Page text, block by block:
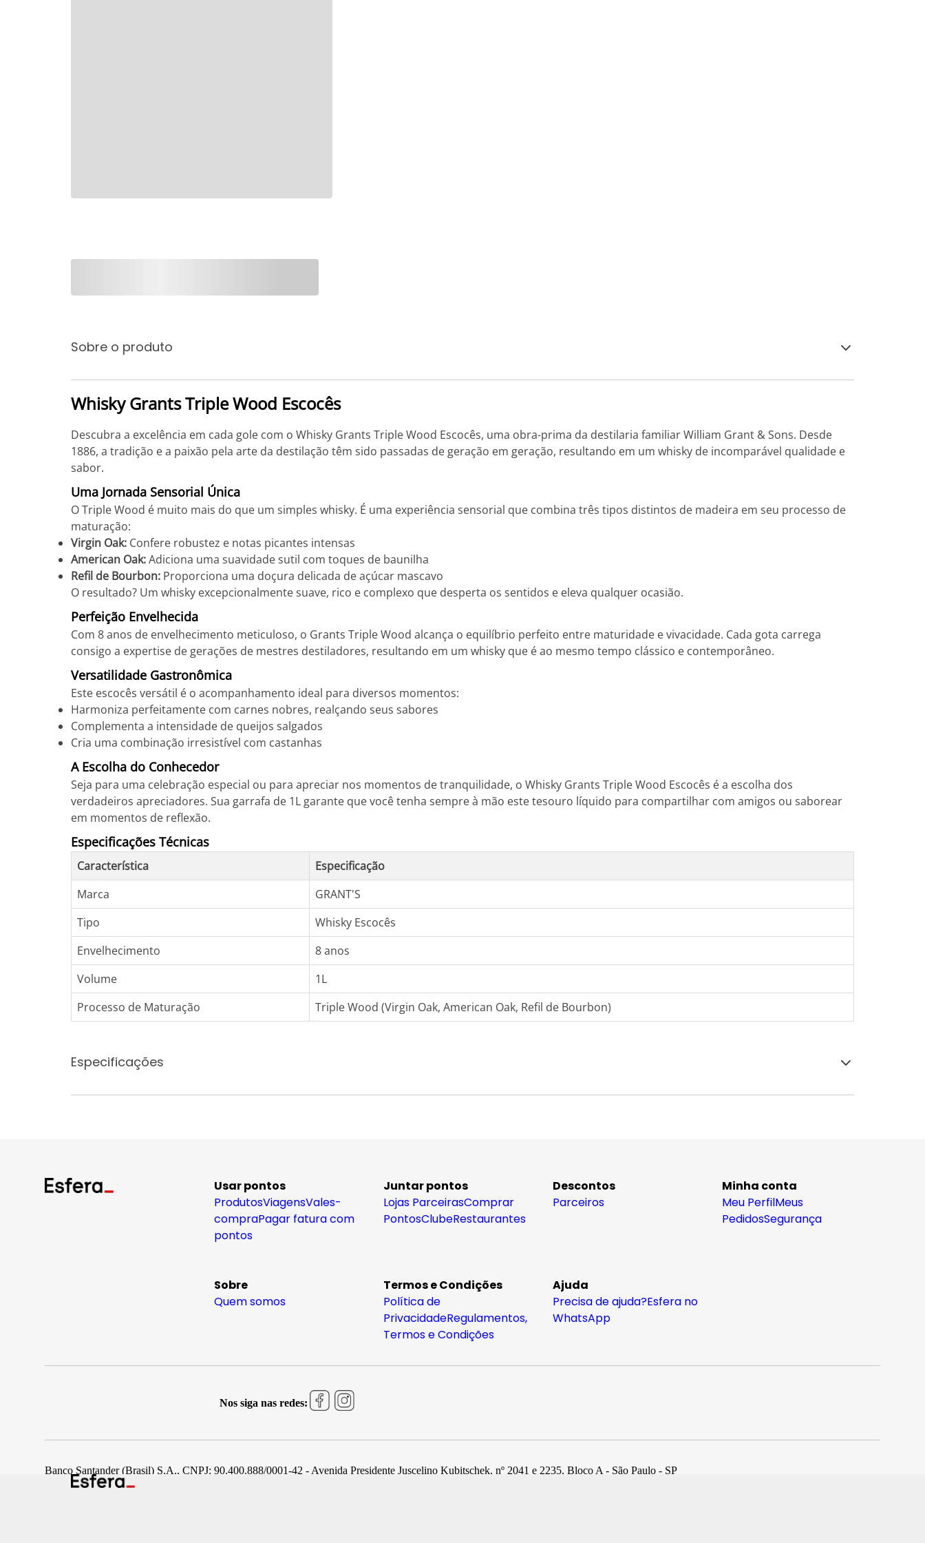
Sobre o produto
Whisky Grants Triple Wood Escocês
Descubra a excelência em cada gole com o Whisky Grants Triple Wood Escocês, uma obra-prima da destilaria familiar William Grant & Sons. Desde
1886, a tradição e a paixão pela arte da destilação têm sido passadas de geração em geração, resultando em um whisky de incomparável qualidade e
sabor.
Uma Jornada Sensorial Única
O Triple Wood é muito mais do que um simples whisky. É uma experiência sensorial que combina três tipos distintos de madeira em seu processo de
maturação:
Virgin Oak: Confere robustez e notas picantes intensas
American Oak:Adiciona uma suavidade sutil com toques de baunilha
Refil de Bourbon: Proporciona uma doçura delicada de açúcar mascavo
O resultado? Um whisky excepcionalmente suave, rico e complexo que desperta os sentidos e eleva qualquer ocasião.
Perfeição Envelhecida
Com 8 anos de envelhecimento meticuloso, o Grants Triple Wood alcança o equilíbrio perfeito entre maturidade e vivacidade. Cada gota carrega
consigo a expertise de gerações de mestres destiladores, resultando em um whisky que é ao mesmo tempo clássico e contemporâneo.
Versatilidade Gastronômica
Este escocês versátil é o acompanhamento ideal para diversos momentos:
Harmoniza perfeitamente com carnes nobres, realçando seus sabores
Complementa a intensidade de queijos salgados
Cria uma combinação irresistível com castanhas
A Escolha do Conhecedor
Seja para uma celebração especial ou para apreciar nos momentos de tranquilidade, o Whisky Grants Triple Wood Escocês é a escolha dos
verdadeiros apreciadores. Sua garrafa de 1L garante que você tenha sempre à mão este tesouro líquido para compartilhar com amigos ou saborear
em momentos de reflexão.
Especificações Técnicas
Característica
Especificação
Marca
GRANT'S
Tipo
Whisky Escocês
Envelhecimento
8 anos
Volume
1L
Processo de Maturação
Triple Wood (Virgin Oak, American Oak, Refil de Bourbon)
Especificações
Usar pontos
ProdutosViagensVales-
compraPagar fatura com
pontos
Juntar pontos
Lojas ParceirasComprar
PontosClubeRestaurantes
Descontos
Parceiros
Minha conta
Meu PerfilMeus
PedidosSegurança
Sobre
Quem somos
Termos e Condições
Política de
PrivacidadeRegulamentos,
Termos e Condições
Ajuda
Precisa de ajuda?Esfera no
WhatsApp
Nos siga nas redes:
Banco Santander (Brasil) S.A., CNPJ: 90.400.888/0001-42 - Avenida Presidente Juscelino Kubitschek, nº 2041 e 2235, Bloco A - São Paulo - SP